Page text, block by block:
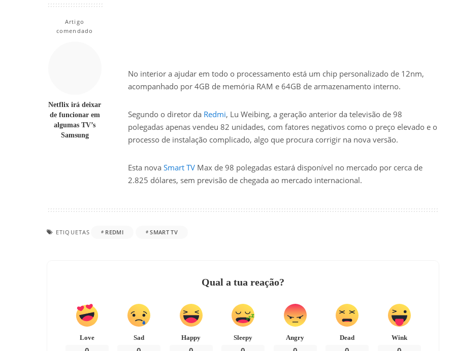
Artigo
comendado
Netflix irá deixar
de funcionar em
algumas TV’s
Samsung
No interior a ajudar em todo o processamento está um chip personalizado de 12nm,
acompanhado por 4GB de memória RAM e 64GB de armazenamento interno.
Segundo o diretor da Redmi, Lu Weibing, a geração anterior da televisão de 98
polegadas apenas vendeu 82 unidades, com fatores negativos como o preço elevado e o
processo de instalação complicado, algo que procura corrigir na nova versão.
Esta nova Smart TV Max de 98 polegadas estará disponível no mercado por cerca de
2.825 dólares, sem previsão de chegada ao mercado internacional.
ETIQUETAS REDMI SMART TV
Qual a tua reação?
Love Sad Happy Sleepy Angry Dead Wink